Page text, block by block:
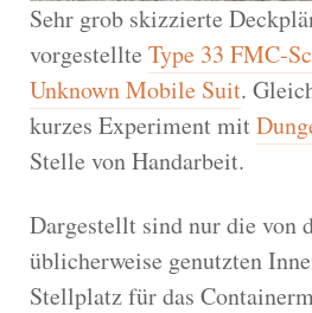
Sehr grob skizzierte
vorgestellte Type 33 FMC-
Unknown Mobile Suit.
kurzes Experiment mit
Stelle von Handarbeit.
Dargestellt sind nur die von
üblicherweise genutzten
Stellplatz für das